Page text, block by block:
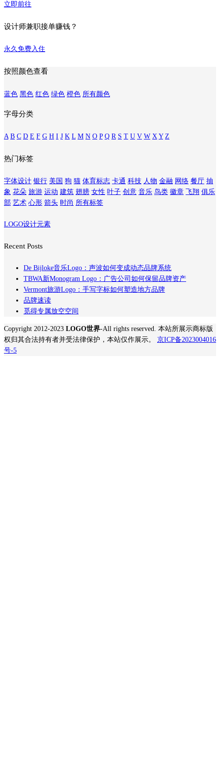
立即前往
设计师兼职接单赚钱？
永久免费入住
按照颜色查看
蓝色 黑色 红色 绿色 橙色 所有颜色
字母分类
A B C D E F G H I J K L M N O P Q R S T U V W X Y Z
热门标签
字体设计 银行 美国 狗 猫 体育标志 卡通 科技 人物 金融 网络 餐厅 抽
象 花朵 旅游 运动 建筑 翅膀 女性 叶子 创意 音乐 鸟类 徽章 飞翔 俱乐
部 艺术 心形 箭头 时尚 所有标签
LOGO设计元素
Recent Posts
De Bijloke音乐Logo：声波如何变成动态品牌系统
TBWA新Monogram Logo：广告公司如何保留品牌资产
Vermont旅游Logo：手写字标如何塑造地方品牌
品牌速读
觅得专属放空空间
Copyright 2012-2023 LOGO世界-All rights reserved. 本站所展示商标版
权归其合法持有者并受法律保护，本站仅作展示。 京ICP备2023004016
号-5